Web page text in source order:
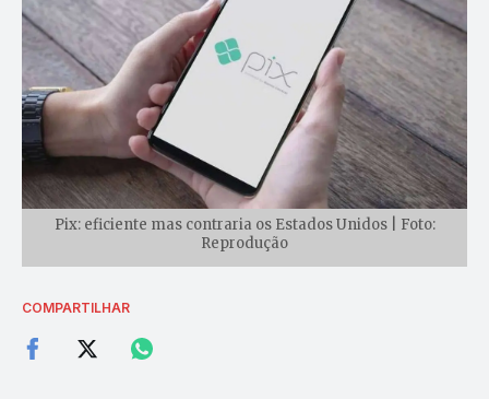
Pix: eficiente mas contraria os Estados Unidos | Foto:
Reprodução
COMPARTILHAR